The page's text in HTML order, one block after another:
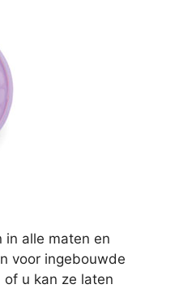
in alle maten en
voor ingebouwde
u kan ze laten